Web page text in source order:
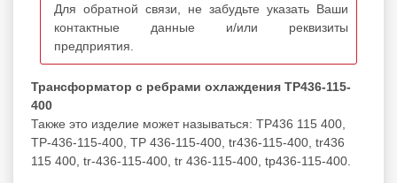
Для обратной связи, не забудьте указать Ваши
контактные данные и/или реквизиты
предприятия.
Трансформатор с ребрами охлаждения ТР436-115-
400
Также это изделие может называться: ТР436 115 400,
ТР-436-115-400, ТР 436-115-400, tr436-115-400, tr436
115 400, tr-436-115-400, tr 436-115-400, tp436-115-400.